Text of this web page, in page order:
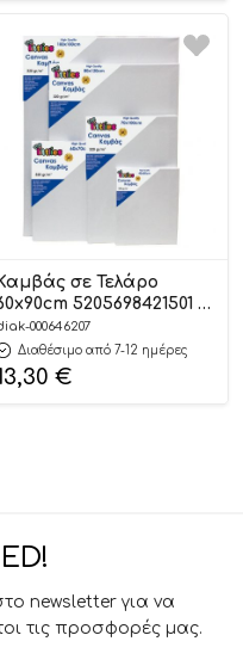
σε Τελάρο
5205698421501 #
Littlies
000646207
Διαθέσιμο από 7-12 ημέρες
€
newsletter για να
τις προσφορές μας.